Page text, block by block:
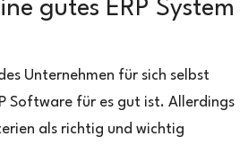
gutes ERP System
Unternehmen für sich selbst
Software für es gut ist. Allerdings
als richtig und wichtig